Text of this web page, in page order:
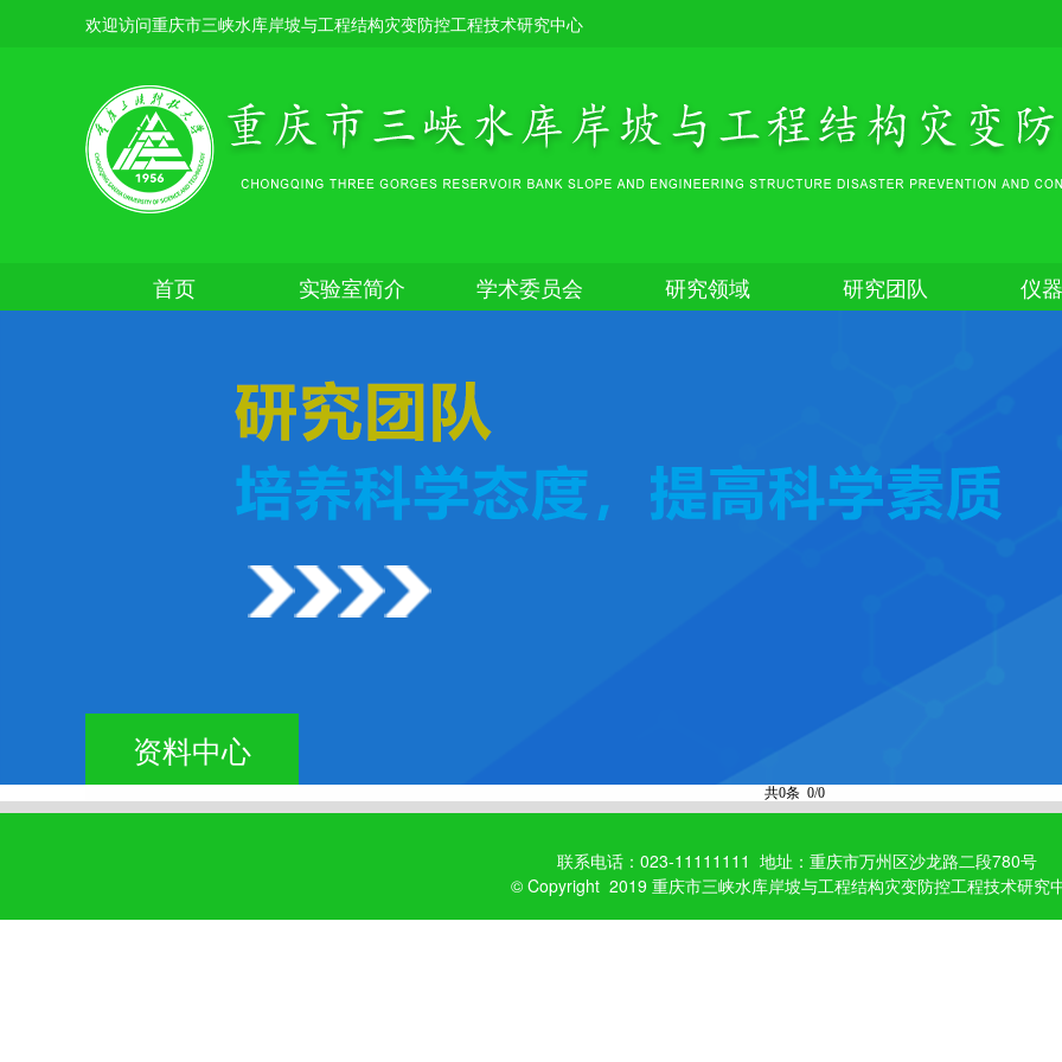
欢迎访问重庆市三峡水库岸坡与工程结构灾变防控工程技术研究中心
首页 实验室简介 学术委员会 研究领域 研究团队 仪
资料中心
共0条 0/0
联系电话：023-11111111 地址：重庆市万州区沙龙路二段780号
© Copyright 2019 重庆市三峡水库岸坡与工程结构灾变防控工程技术研究